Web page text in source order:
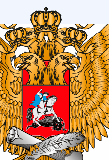
(типовой)
/ 05 задания